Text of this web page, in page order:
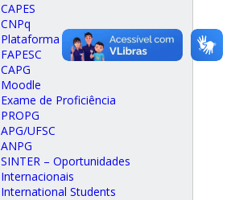
CAPES
CNPq
Plataforma Lattes
FAPESC
CAPG
Moodle
Exame de Proficiência
PROPG
APG/UFSC
ANPG
SINTER – Oportunidades
Internacionais
International Students